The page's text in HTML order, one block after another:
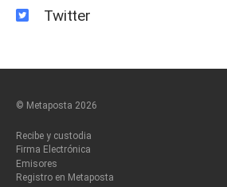
Twitter
© Metaposta 2026
Recibe y custodia
Firma Electrónica
Emisores
Registro en Metaposta